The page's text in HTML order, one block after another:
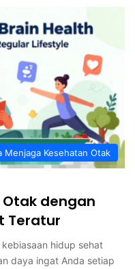
Menjaga Kesehatan Otak
dengan
Teratur
hidup sehat
daya ingat Anda setiap